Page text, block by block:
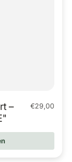
–
€29,00